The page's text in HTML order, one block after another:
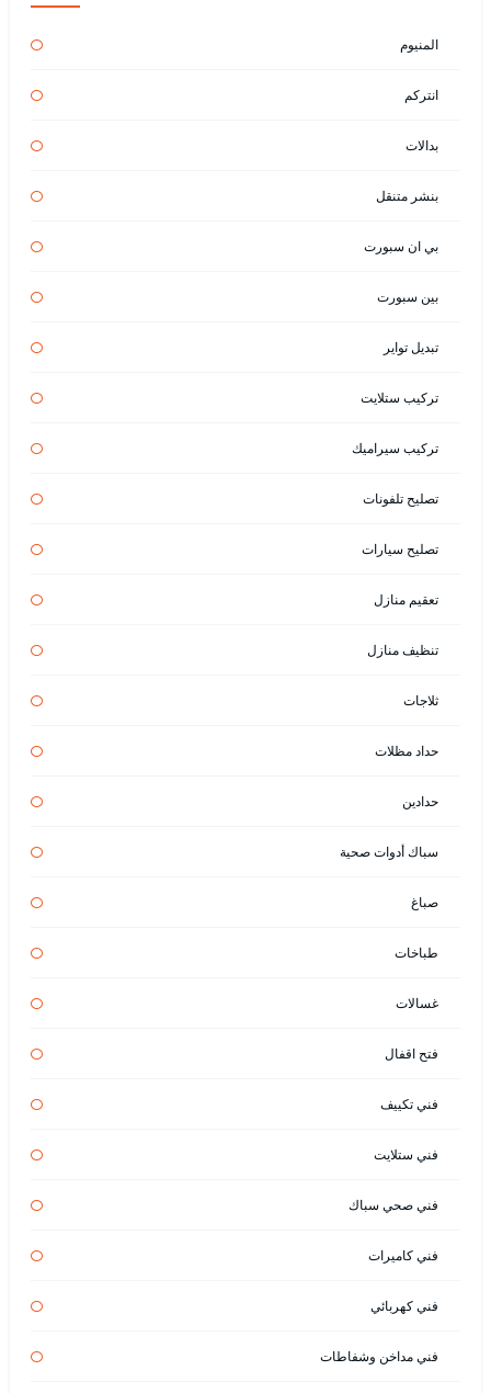
المنيوم
انتركم
بدالات
بنشر متنقل
بي ان سبورت
بين سبورت
تبديل تواير
تركيب ستلايت
تركيب سيراميك
تصليح تلفونات
تصليح سيارات
تعقيم منازل
تنظيف منازل
ثلاجات
حداد مظلات
حدادين
سباك أدوات صحية
صباغ
طباخات
غسالات
فتح اقفال
فني تكييف
فني ستلايت
فني صحي سباك
فني كاميرات
فني كهربائي
فني مداخن وشفاطات